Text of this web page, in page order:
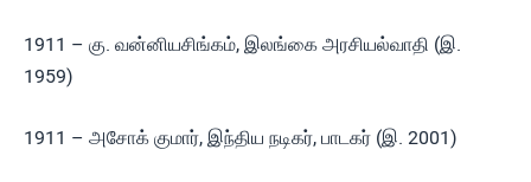
1911 – கு. வன்னியசிங்கம், இலங்கை அரசியல்வாதி (இ.
1959)
1911 – அசோக் குமார், இந்திய நடிகர், பாடகர் (இ. 2001)